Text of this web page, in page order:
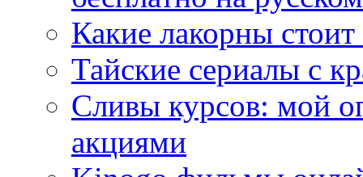
Какие лакорны
Тайские сериалы с
Сливы курсов: мой
акциями